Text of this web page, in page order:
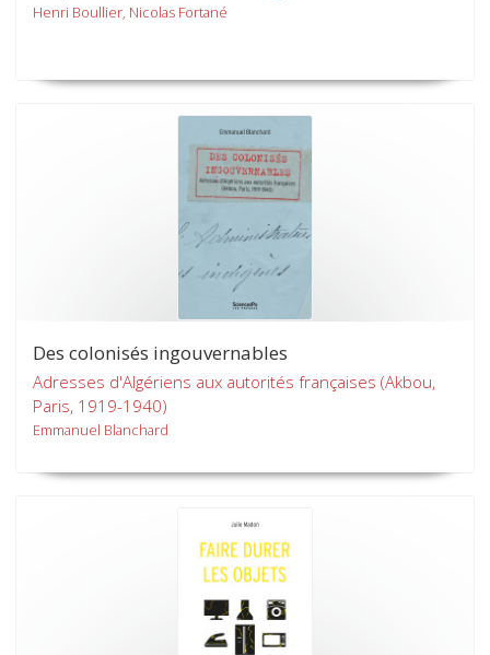
Henri Boullier, Nicolas Fortané
Des colonisés ingouvernables
Adresses d'Algériens aux autorités françaises (Akbou,
Paris, 1919-1940)
Emmanuel Blanchard